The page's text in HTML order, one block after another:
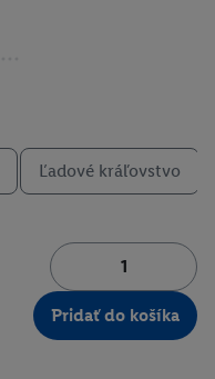
Ľadové kráľovstvo
Pridať do košíka